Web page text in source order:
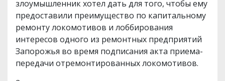
злоумышленник хотел дать для того, чтобы ему
предоставили преимущество по капитальному
ремонту локомотивов и лоббирования
интересов одного из ремонтных предприятий
Запорожья во время подписания акта приема-
передачи отремонтированных локомотивов.